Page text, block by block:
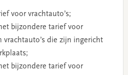
voor vrachtauto’s;
bijzondere tarief voor
vrachtauto’s die zijn ingericht
bijzondere tarief voor